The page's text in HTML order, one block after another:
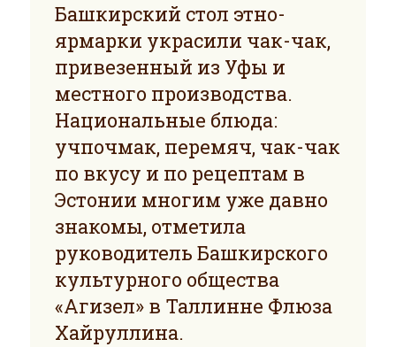
Башкирский стол этно-
ярмарки украсили чак-чак,
привезенный из Уфы и
местного производства.
Национальные блюда:
учпочмак, перемяч, чак-чак
по вкусу и по рецептам в
Эстонии многим уже давно
знакомы, отметила
руководитель Башкирского
культурного общества
«Агизел» в Таллинне Флюза
Хайруллинa.